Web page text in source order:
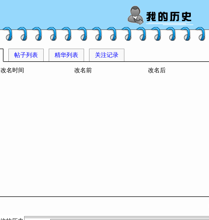
帖子列表 精华列表 关注记录
改名时间 改名前 改名后